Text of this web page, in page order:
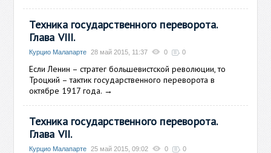
Техника государственного переворота.
Глава VIII.
Курцио Малапарте 28 май 2015, 11:37 0 0
Если Ленин – стратег большевистской революции, то
Троцкий – тактик государственного переворота в
октябре 1917 года. →
Техника государственного переворота.
Глава VII.
Курцио Малапарте 25 май 2015, 09:02 0 0